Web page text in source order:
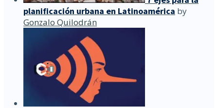
planificación urbana en Latinoamérica by
Gonzalo Quilodrán